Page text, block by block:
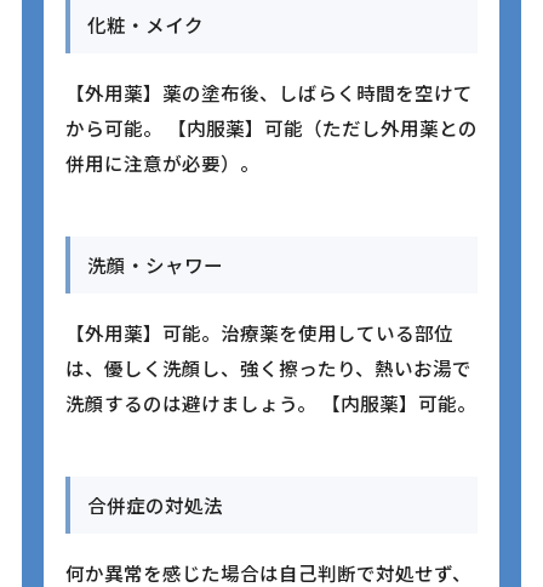
化粧・メイク
【外用薬】薬の塗布後、しばらく時間を空けて
から可能。 【内服薬】可能（ただし外用薬との
併用に注意が必要）。
洗顔・シャワー
【外用薬】可能。治療薬を使用している部位
は、優しく洗顔し、強く擦ったり、熱いお湯で
洗顔するのは避けましょう。 【内服薬】可能。
合併症の対処法
何か異常を感じた場合は自己判断で対処せず、